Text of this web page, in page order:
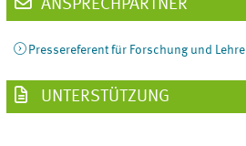
ANSPRECHPARTNER
Pressereferent für Forschung und Lehre
UNTERSTÜTZUNG